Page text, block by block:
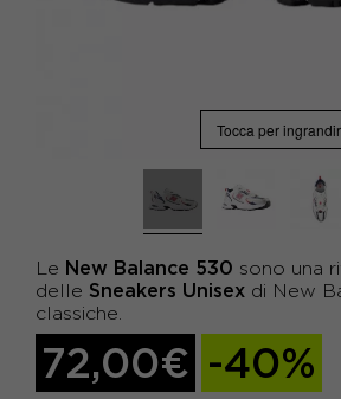
Tocca per
Le New Balance 530 sono una
delle Sneakers Unisex di New
classiche.
72,00€ -40%